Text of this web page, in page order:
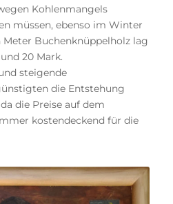
Kohlenmangels
müssen, ebenso im Winter
Meter Buchenknüppelholz lag
20 Mark.
steigende
die Entstehung
die Preise auf dem
kostendeckend für die